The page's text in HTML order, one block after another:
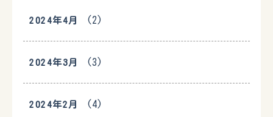
2024年4月 (2)
2024年3月 (3)
2024年2月 (4)